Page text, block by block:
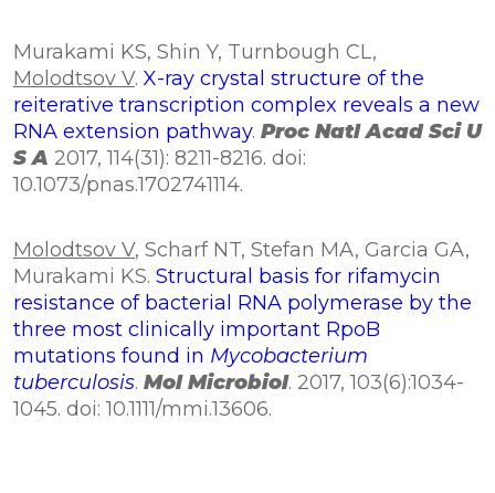
Murakami KS, Shin Y, Turnbough CL,
Molodtsov V. X-ray crystal structure of the
reiterative transcription complex reveals a new
RNA extension pathway. Proc Natl Acad Sci U
S A 2017, 114(31): 8211-8216. doi:
10.1073/pnas.1702741114.
Molodtsov V, Scharf NT, Stefan MA, Garcia GA,
Murakami KS. Structural basis for rifamycin
resistance of bacterial RNA polymerase by the
three most clinically important RpoB
mutations found in Mycobacterium
tuberculosis. Mol Microbiol. 2017, 103(6):1034-
1045. doi: 10.1111/mmi.13606.